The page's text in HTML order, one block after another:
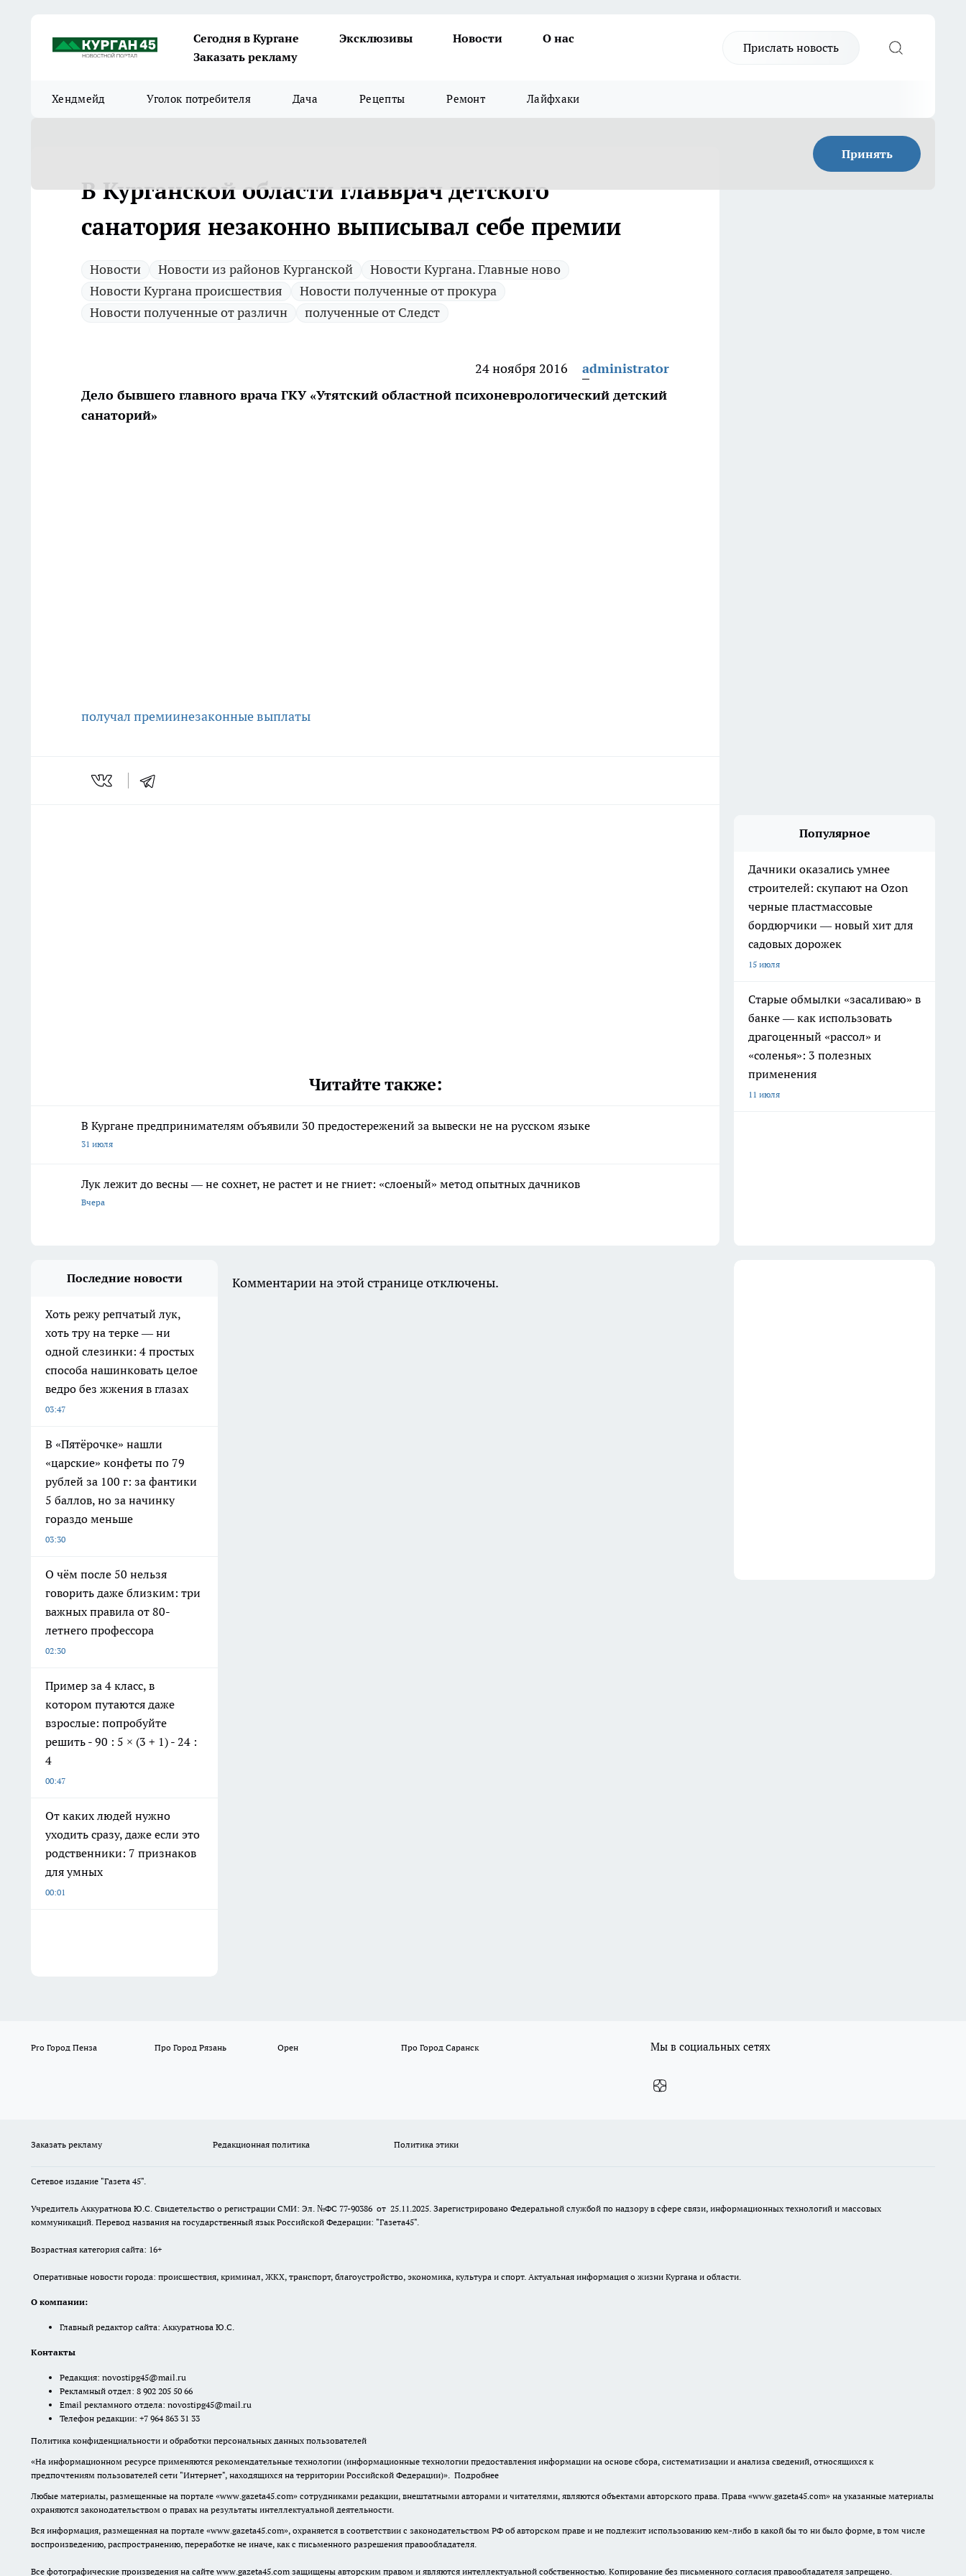
Сегодня в Кургане Эксклюзивы Новости
О нас
Заказать рекламу
Прислать новость
Хендмейд Уголок потребителя Дача Рецепты Ремонт Лайфхаки
Принять
В Курганской области главврач детского
санатория незаконно выписывал себе премии
Новости Новости из районов Курганской
Новости Кургана. Главные ново
Новости Кургана происшествия
Новости полученные от прокура
Новости полученные от различн
полученные от Следст
24 ноября 2016
administrator
Дело бывшего главного врача ГКУ «Утятский областной психоневрологический детский
санаторий»
получал премиинезаконные выплаты
Читайте также:
В Кургане предпринимателям объявили 30 предостережений за вывески не на русском языке
31 июля
Лук лежит до весны — не сохнет, не растет и не гниет: «слоеный» метод опытных дачников
Вчера
Популярное
Дачники оказались умнее
строителей: скупают на Ozon
черные пластмассовые
бордюрчики — новый хит для
садовых дорожек
15 июля
Старые обмылки «засаливаю» в
банке — как использовать
драгоценный «рассол» и
«соленья»: 3 полезных
применения
11 июля
Последние новости
Хоть режу репчатый лук,
хоть тру на терке — ни
одной слезинки: 4 простых
способа нашинковать целое
ведро без жжения в глазах
03:47
В «Пятёрочке» нашли
«царские» конфеты по 79
рублей за 100 г: за фантики
5 баллов, но за начинку
гораздо меньше
03:30
О чём после 50 нельзя
говорить даже близким: три
важных правила от 80-
летнего профессора
02:30
Пример за 4 класс, в
котором путаются даже
взрослые: попробуйте
решить - 90 : 5 × (3 + 1) - 24 :
4
00:47
От каких людей нужно
уходить сразу, даже если это
родственники: 7 признаков
для умных
00:01
Комментарии на этой странице отключены.
Pro Город Пенза Про Город Рязань Орен Про Город Саранск Мы в социальных сетях
Заказать рекламу Редакционная политика Политика этики
Сетевое издание "Газета 45".
Учредитель Аккуратнова Ю.С. Свидетельство о регистрации СМИ: Эл. №ФС 77-90386 от 25.11.2025. Зарегистрировано Федеральной службой по надзору в сфере связи, информационных технологий и массовых
коммуникаций. Перевод названия на государственный язык Российской Федерации: "Газета45".
Возрастная категория сайта: 16+
Оперативные новости города: происшествия, криминал, ЖКХ, транспорт, благоустройство, экономика, культура и спорт. Актуальная информация о жизни Кургана и области.
О компании:
Главный редактор сайта: Аккуратнова Ю.С.
Контакты
Редакция: novostipg45@mail.ru
Рекламный отдел: 8 902 205 50 66
Email рекламного отдела: novostipg45@mail.ru
Телефон редакции: +7 964 863 31 33
Политика конфиденциальности и обработки персональных данных пользователей
«На информационном ресурсе применяются рекомендательные технологии (информационные технологии предоставления информации на основе сбора, систематизации и анализа сведений, относящихся к
предпочтениям пользователей сети "Интернет", находящихся на территории Российской Федерации)». Подробнее
Любые материалы, размещенные на портале «www.gazeta45.com» сотрудниками редакции, внештатными авторами и читателями, являются объектами авторского права. Права «www.gazeta45.com» на указанные материалы
охраняются законодательством о правах на результаты интеллектуальной деятельности.
Вся информация, размещенная на портале «www.gazeta45.com», охраняется в соответствии с законодательством РФ об авторском праве и не подлежит использованию кем-либо в какой бы то ни было форме, в том числе
воспроизведению, распространению, переработке не иначе, как с письменного разрешения правообладателя.
Все фотографические произведения на сайте www.gazeta45.com защищены авторским правом и являются интеллектуальной собственностью. Копирование без письменного согласия правообладателя запрещено.